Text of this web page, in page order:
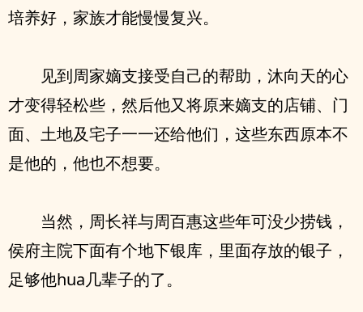
培养好，家族才能慢慢复兴。
见到周家嫡支接受自己的帮助，沐向天的心
才变得轻松些，然后他又将原来嫡支的店铺、门
面、土地及宅子一一还给他们，这些东西原本不
是他的，他也不想要。
当然，周长祥与周百惠这些年可没少捞钱，
侯府主院下面有个地下银库，里面存放的银子，
足够他hua几辈子的了。